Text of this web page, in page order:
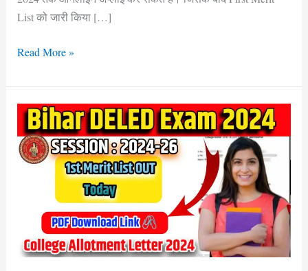
List को जारी किया […]
एस
का
Read More »
Bihar
Deled
1st
Allotment
Today
Download